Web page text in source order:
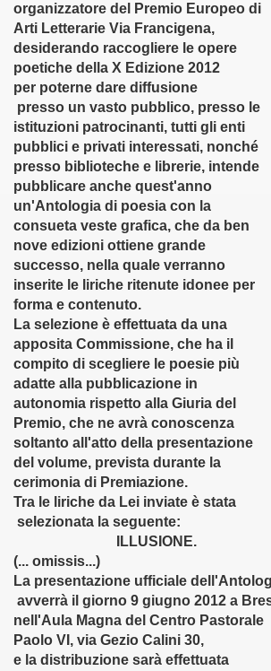
organizzatore del Premio Europeo di
Arti Letterarie Via Francigena,
desiderando raccogliere le opere
poetiche della X Edizione 2012
per poterne dare diffusione
presso un vasto pubblico, presso le
istituzioni patrocinanti, tutti gli enti
pubblici e privati interessati, nonché
presso biblioteche e librerie, intende
pubblicare anche quest'anno
un'Antologia di poesia con la
consueta veste grafica, che da ben
nove edizioni ottiene grande
successo, nella quale verranno
inserite le liriche ritenute idonee per
forma e contenuto.
La selezione è effettuata da una
apposita Commissione, che ha il
compito di scegliere le poesie più
adatte alla pubblicazione in
autonomia rispetto alla Giuria del
Premio, che ne avrà conoscenza
soltanto all'atto della presentazione
del volume, prevista durante la
cerimonia di Premiazione.
Tra le liriche da Lei inviate è stata
selezionata la seguente:
ILLUSIONE.
(... omissis...)
La presentazione ufficiale
avverrà il giorno 9 giugno 2012 a
nell'Aula Magna del Centro Pastorale
Paolo VI, via Gezio Calini 30,
e la distribuzione sarà effettuata
(8-07-2011)
Spurio - 18-08-011)
- Giovinazzo)
011)
11)
(31-10-011)
Edita (9-11-011)
(9-11-011)
in Casentino (12-11-2011)
(15-11-011)
01-2012)
(20-02-2012)
26-03-2012)
(28-03-2012)
- 03-04-2012)